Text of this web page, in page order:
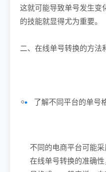
这就可能导致单号发生变
的技能就显得尤为重要。
二、在线单号转换的方法
了解不同平台的单号
不同的电商平台可能
在线单号转换的准确